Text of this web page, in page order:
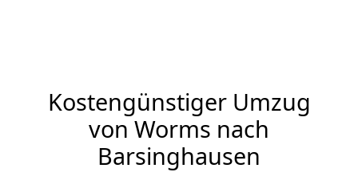
Kostengünstiger Umzug
von Worms nach
Barsinghausen